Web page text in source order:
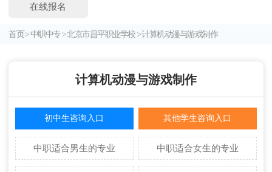
在线报名
首页 >中职中专 >北京市昌平职业学校 >计算机动漫与游戏制作
计算机动漫与游戏制作
初中生咨询入口 其他学生咨询入口
中职适合男生的专业 中职适合女生的专业